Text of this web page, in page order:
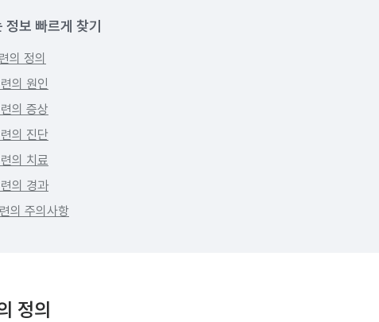
정보 빠르게 찾기
의 정의
의 원인
의 증상
의 진단
의 치료
의 경과
의 주의사항
정의